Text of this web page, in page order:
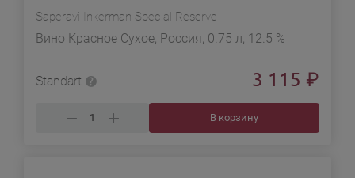
Saperavi Inkerman Special Reserve
Вино Красное Сухое, Россия, 0.75 л, 12.5 %
Standart 3 115 ₽
В корзину